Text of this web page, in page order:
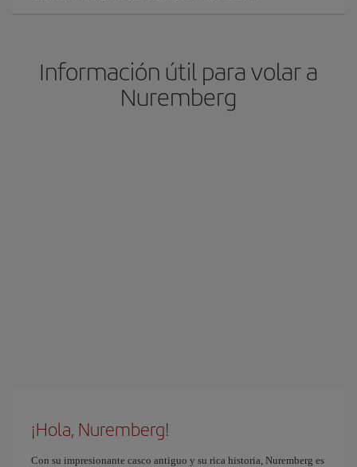
Información útil para volar a
Nuremberg
¡Hola, Nuremberg!
Con su impresionante casco antiguo y su rica historia, Nuremberg es